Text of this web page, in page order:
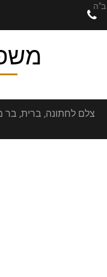
ב"ה
צלם לחתונה, ברית, בר